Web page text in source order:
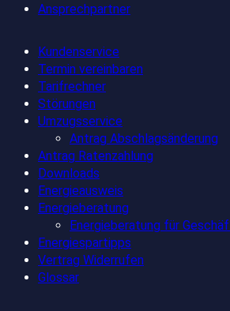
Ansprechpartner
Kundenservice
Termin vereinbaren
Tarifrechner
Störungen
Umzugsservice
Antrag Abschlagsänderung
Antrag Ratenzahlung
Downloads
Energieausweis
Energieberatung
Energieberatung für
Energiespartipps
Vertrag Widerrufen
Glossar